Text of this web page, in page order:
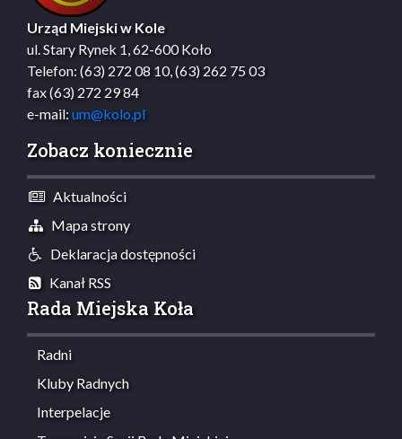
Urząd Miejski w Kole
ul. Stary Rynek 1, 62-600 Koło
Telefon: (63) 272 08 10, (63) 262 75 03
fax (63) 272 29 84
e-mail: um@kolo.pl
Zobacz koniecznie
Aktualności
Mapa strony
Deklaracja dostępności
Kanał RSS
Rada Miejska Koła
Radni
Kluby Radnych
Interpelacje